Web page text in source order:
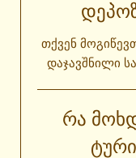
თქვენ
დაჯავშნილი
ᲠᲐ